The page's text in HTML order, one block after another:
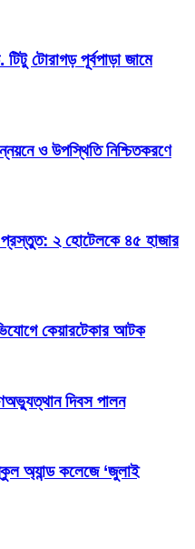
টোরাগড় পূর্বপাড়া জামে
ও উপস্থিতি নিশ্চিতকরণে
প্রস্তুত: ২ হোটেলকে ৪৫ হাজার
কেয়ারটেকার আটক
দিবস পালন
অ্যান্ড কলেজে ‘জুলাই